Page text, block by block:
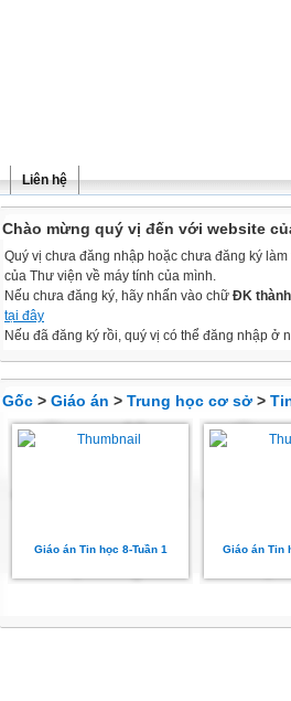
Liên hệ
Chào mừng quý vị đến với website
Quý vị chưa đăng nhập hoặc chưa đăng ký
của Thư viện về máy tính của mình.
Nếu chưa đăng ký, hãy nhấn vào chữ ĐK
tại đây
Nếu đã đăng ký rồi, quý vị có thể đăng nhập ở
Gốc > Giáo án > Trung học cơ sở >
Giáo án Tin học 8-Tuần 1 Giáo án Tin